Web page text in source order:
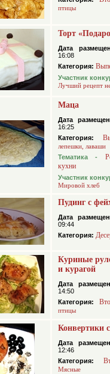
птицы
Торт
Дата
16:08
Категория:
Участник
Лучший рецепт
Маца
Дата
16:25
Категория:
лепешки, лаваши
Тематика -
кухни
Участник
Мировой хлеб
Пудинг с
Дата
09:44
Категория:
Куриные
и курагой
Дата
14:50
Категория:
птицы
Конвертики
Дата
12:46
Категория:
Мясные